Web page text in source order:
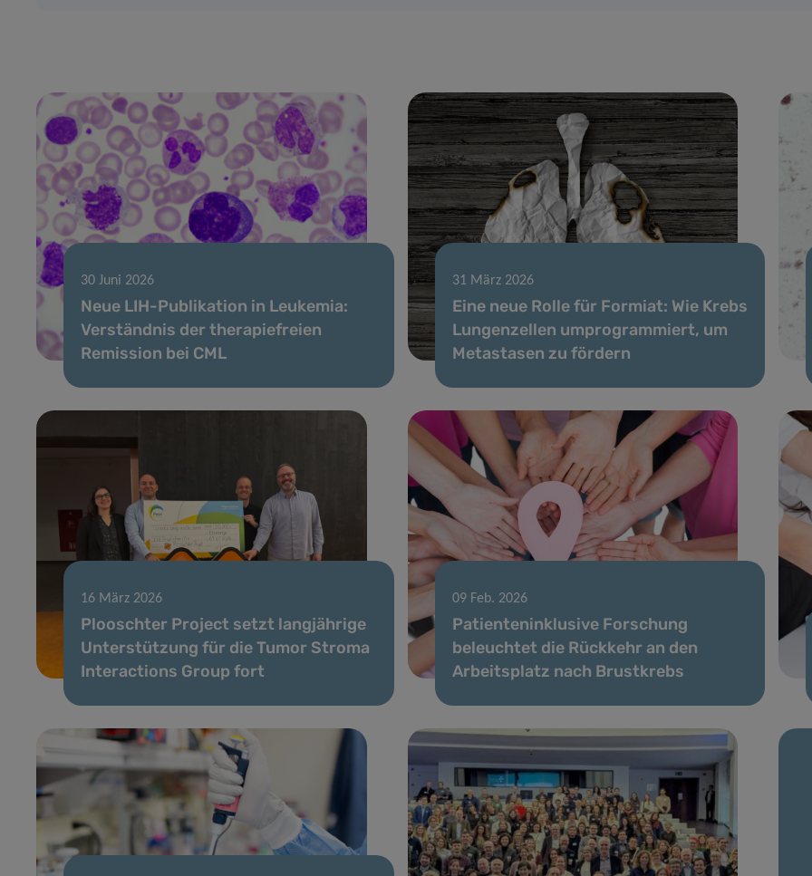
30 Juni 2026
Neue LIH-Publikation in Leukemia:
Verständnis der therapiefreien
Remission bei CML
31 März 2026
Eine neue Rolle für Formiat: Wie Krebs
Lungenzellen umprogrammiert, um
Metastasen zu fördern
16 März 2026
Plooschter Project setzt langjährige
Unterstützung für die Tumor Stroma
Interactions Group fort
09 Feb. 2026
Patienteninklusive Forschung
beleuchtet die Rückkehr an den
Arbeitsplatz nach Brustkrebs